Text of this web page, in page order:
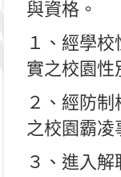
與資格。
１、經學
實之校園性
２、經防
之校園霸凌
３、進入